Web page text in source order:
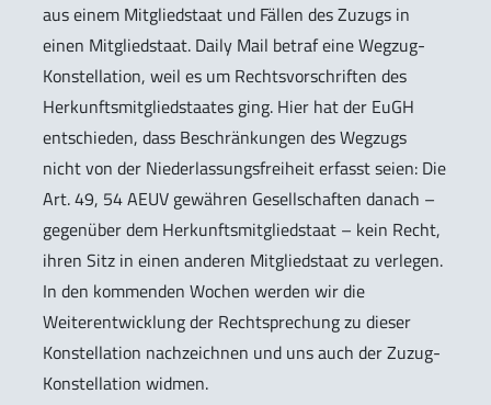
aus einem Mitgliedstaat und Fällen des Zuzugs in
einen Mitgliedstaat. Daily Mail betraf eine Wegzug-
Konstellation, weil es um Rechtsvorschriften des
Herkunftsmitgliedstaates ging. Hier hat der EuGH
entschieden, dass Beschränkungen des Wegzugs
nicht von der Niederlassungsfreiheit erfasst seien: Die
Art. 49, 54 AEUV gewähren Gesellschaften danach –
gegenüber dem Herkunftsmitgliedstaat – kein Recht,
ihren Sitz in einen anderen Mitgliedstaat zu verlegen.
In den kommenden Wochen werden wir die
Weiterentwicklung der Rechtsprechung zu dieser
Konstellation nachzeichnen und uns auch der Zuzug-
Konstellation widmen.